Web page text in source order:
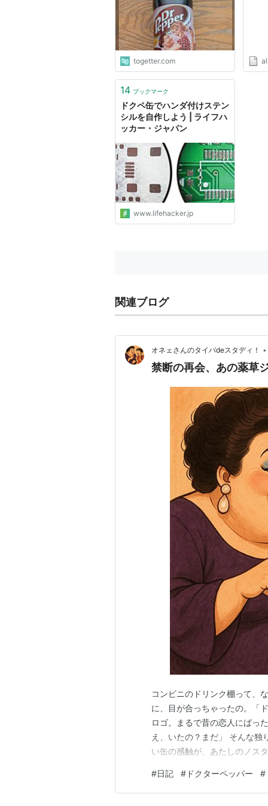
の方が美味しい」
togetter.com
14 ブックマーク
ドクペ缶でハンダ付けステン
シルを自作しよう | ライフハ
ッカー・ジャパン
www.lifehacker.jp
関連ブログ
オネェさんのタイパdeスタディ！ •
禁断の再会、あの薬草
コンビニのドリンク棚って、
に、目が合っちゃったの。「
ロゴ。まるで昔の恋人にばっ
え、いたの？まだ」 そんな独
い缶の感触が、あたしのノス
不思議な魅力があったのよ
う？チェリー？いや、何これ
#日記 # ドクターペッパー #